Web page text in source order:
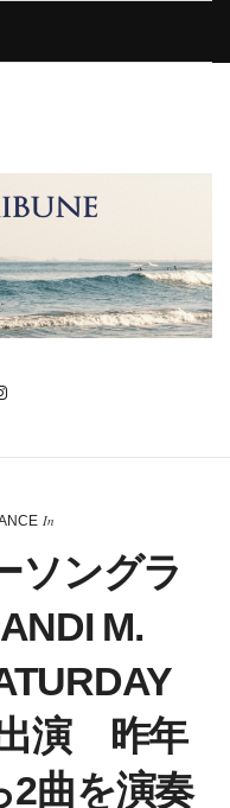
In
ソングラ
M.
出演 昨年
2曲を演奏